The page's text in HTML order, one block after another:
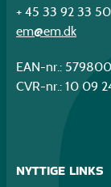
+ 45 33 92 33 50
em@em.dk
EAN-nr.:
CVR-nr.: 10 09
NYTTIGE LINKS